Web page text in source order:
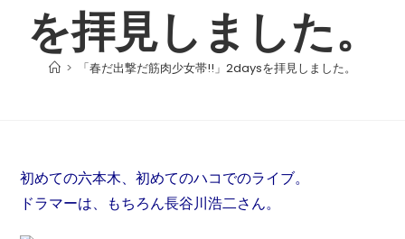
を拝見しました。
> 「春だ出撃だ筋肉少女帯!!」2daysを拝見しました。
初めての六本木、初めてのハコでのライブ。
ドラマーは、もちろん長谷川浩二さん。